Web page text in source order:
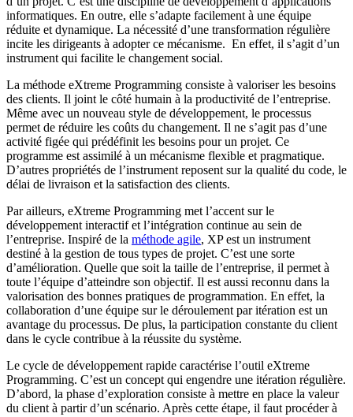
informatiques. En outre, elle s’adapte facilement à une équipe
réduite et dynamique. La nécessité d’une transformation régulière
incite les dirigeants à adopter ce mécanisme. En effet, il s’agit d’un
instrument qui facilite le changement social.
La méthode eXtreme Programming consiste à valoriser les besoins
des clients. Il joint le côté humain à la productivité de l’entreprise.
Même avec un nouveau style de développement, le processus
permet de réduire les coûts du changement. Il ne s’agit pas d’une
activité figée qui prédéfinit les besoins pour un projet. Ce
programme est assimilé à un mécanisme flexible et pragmatique.
D’autres propriétés de l’instrument reposent sur la qualité du code, le
délai de livraison et la satisfaction des clients.
Par ailleurs, eXtreme Programming met l’accent sur le
développement interactif et l’intégration continue au sein de
l’entreprise. Inspiré de la méthode agile, XP est un instrument
destiné à la gestion de tous types de projet. C’est une sorte
d’amélioration. Quelle que soit la taille de l’entreprise, il permet à
toute l’équipe d’atteindre son objectif. Il est aussi reconnu dans la
valorisation des bonnes pratiques de programmation. En effet, la
collaboration d’une équipe sur le déroulement par itération est un
avantage du processus. De plus, la participation constante du client
dans le cycle contribue à la réussite du système.
Le cycle de développement rapide caractérise l’outil eXtreme
Programming. C’est un concept qui engendre une itération régulière.
D’abord, la phase d’exploration consiste à mettre en place la valeur
du client à partir d’un scénario. Après cette étape, il faut procéder à